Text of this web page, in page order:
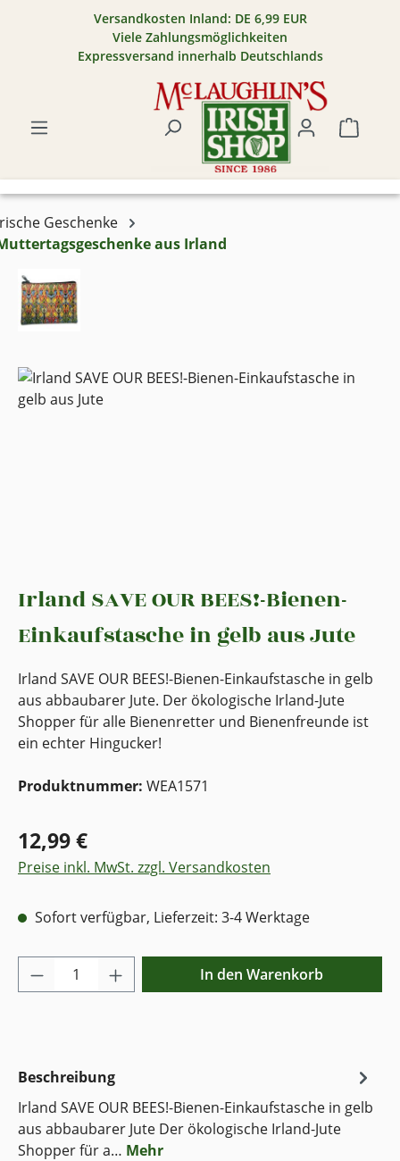
Zum Hauptinhalt springenVersandkosten Inland: DE 6,99 EUR
Viele Zahlungsmöglichkeiten
Expressversand innerhalb Deutschlands
Geschenke
aus Irland
Bildergalerie überspringen
Irland SAVE OUR BEES!-Bienen-
Einkaufstasche in gelb aus Jute
Irland SAVE OUR BEES!-Bienen-Einkaufstasche in gelb
aus abbaubarer Jute. Der ökologische Irland-Jute
Shopper für alle Bienenretter und Bienenfreunde ist
ein echter Hingucker!
Produktnummer: WEA1571
12,99 €
Preise inkl. MwSt. zzgl. Versandkosten
Sofort verfügbar, Lieferzeit: 3-4 Werktage
Produkt Anzahl: Gib den gewünschten
In den Warenkorb
Beschreibung
Irland SAVE OUR BEES!-Bienen-Einkaufstasche in gelb
aus abbaubarer Jute Der ökologische Irland-Jute
Shopper für a… Mehr